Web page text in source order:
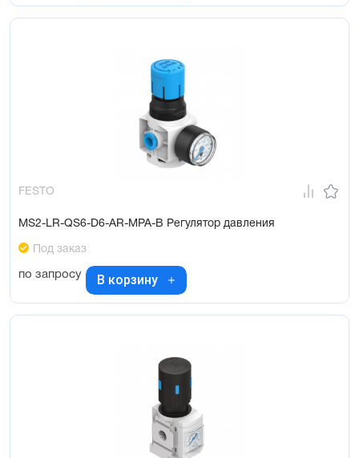
FESTO
MS2-LR-QS6-D6-AR-MPA-B Регулятор давления
Под заказ
по запросу В корзину